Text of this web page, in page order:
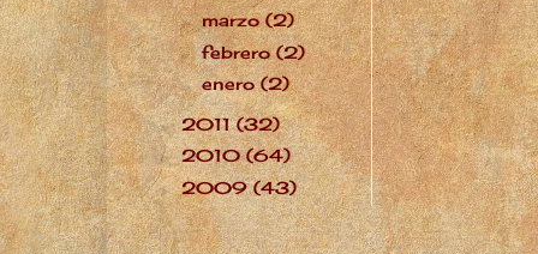
►marzo(2)
►febrero(2)
►enero(2)
►2011(32)
►2010(64)
►2009(43)